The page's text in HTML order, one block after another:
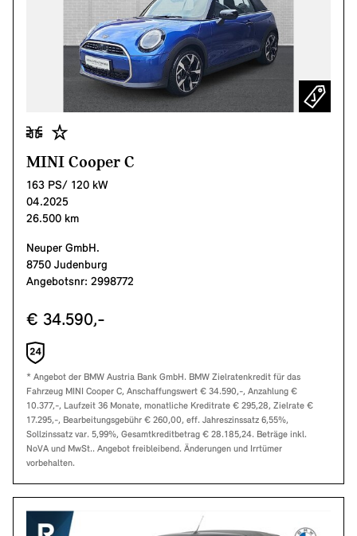
MINI Cooper C
163 PS/ 120 kW
04.2025
26.500 km
Neuper GmbH.
8750 Judenburg
Angebotsnr: 2998772
€ 34.590,-
* Angebot der BMW Austria Bank GmbH. BMW Zielratenkredit für das
Fahrzeug MINI Cooper C, Anschaffungswert € 34.590,-, Anzahlung €
10.377,-, Laufzeit 36 Monate, monatliche Kreditrate € 295,28, Zielrate €
17.295,-, Bearbeitungsgebühr € 260,00, eff. Jahreszinssatz 6,55%,
Sollzinssatz var. 5,99%, Gesamtkreditbetrag € 28.185,24. Beträge inkl.
NoVA und MwSt.. Angebot freibleibend. Änderungen und Irrtümer
vorbehalten.